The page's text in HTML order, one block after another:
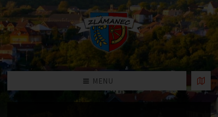
MENU